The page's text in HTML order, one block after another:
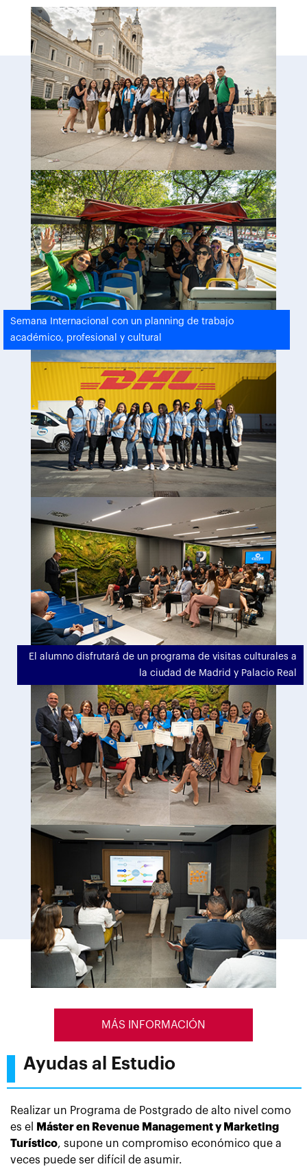
Semana Internacional con un planning de trabajo
académico, profesional y cultural
El alumno disfrutará de un programa de visitas culturales a
la ciudad de Madrid y Palacio Real
MÁS INFORMACIÓN
Ayudas al Estudio
Realizar un Programa de Postgrado de alto nivel como
es el
Máster en Revenue Management y Marketing
Turístico, supone un compromiso económico que a
veces puede ser difícil de asumir.